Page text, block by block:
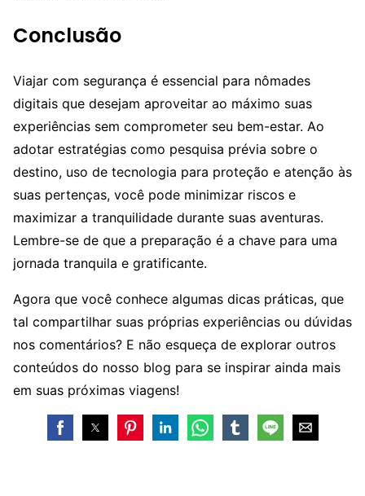
Conclusão
Viajar com segurança é essencial para nômades
digitais que desejam aproveitar ao máximo suas
experiências sem comprometer seu bem-estar. Ao
adotar estratégias como pesquisa prévia sobre o
destino, uso de tecnologia para proteção e atenção às
suas pertenças, você pode minimizar riscos e
maximizar a tranquilidade durante suas aventuras.
Lembre-se de que a preparação é a chave para uma
jornada tranquila e gratificante.
Agora que você conhece algumas dicas práticas, que
tal compartilhar suas próprias experiências ou dúvidas
nos comentários? E não esqueça de explorar outros
conteúdos do nosso blog para se inspirar ainda mais
em suas próximas viagens!